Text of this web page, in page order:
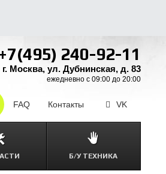
FAQ Контакты VK
Б/У ТЕХНИКА
240-92-11
г. Москва, ул. Дубнинская, д. 83
ежедневно с 09:00 до 20:00